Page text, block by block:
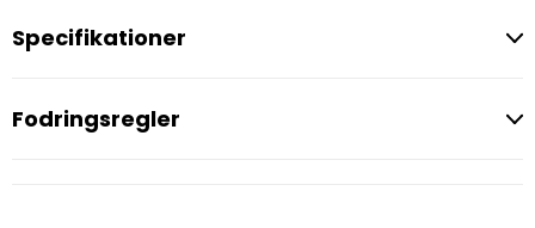
Specifikationer
Fodringsregler